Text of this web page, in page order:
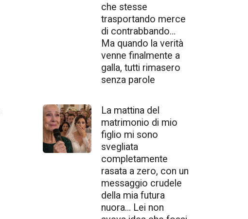
che stesse
trasportando merce
di contrabbando…
Ma quando la verità
venne finalmente a
galla, tutti rimasero
senza parole
La mattina del
matrimonio di mio
figlio mi sono
svegliata
completamente
rasata a zero, con un
messaggio crudele
della mia futura
nuora… Lei non